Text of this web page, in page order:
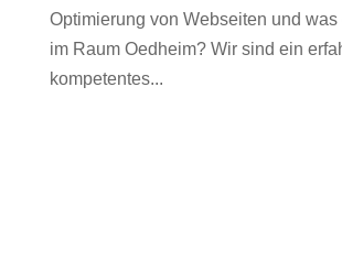
Optimierung von Webseiten und
im Raum Oedheim? Wir sind ein
kompetentes...